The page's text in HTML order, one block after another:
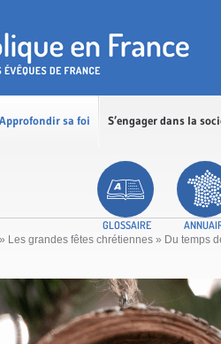
Approfondir sa foi S’engager dans la
GLOSSAIRE
» Les grandes fêtes chrétiennes » Du temps